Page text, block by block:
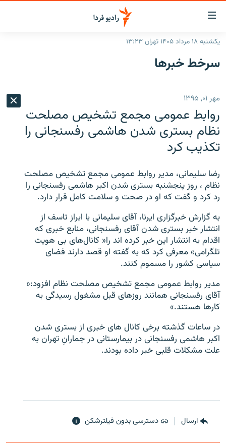
لینک‌های
قابلیت
دسترسی
بازگشت
اصلی
رفتن
صفحه
جستجو
ایران
رادیو
انتخاب کنید و بشنوید
برنامه‌های رادیویی
پادکست
چندرسانه‌ای
گزارش‌های ویدئویی
English
به ما بپیوندید
زبان‌های دیگر
یکشنبه ۱۸ مرداد ۱۴۰۵ تهران ۱۳:۲۳
سرخط‌ خبرها
مهر ۰۱, ۱۳۹۵
روابط عمومی مجمع تشخیص مصلحت
نظام بستری شدن هاشمی رفسنجانی را
تکذیب کرد
رضا سلیمانی، مدیر روابط عمومی مجمع تشخیص مصلحت
نظام ، روز پنجشنبه بستری شدن اکبر هاشمی رفسنجانی را
رد کرد و گفت که او در صحت و سلامت کامل قرار دارد.
به گزارش خبرگزاری ایرنا، آقای سلیمانی با ابراز تاسف از
انتشار خبر بستری شدن آقای رفسنجانی، منابع خبری که
اقدام به انتشار این خبر کرده اند را« کانال‌های بی هویت
تلگرامی» معرفی کرد که به گفته او قصد دارند فضای
سیاسی کشور را مسموم کنند.
مدیر روابط عمومی مجمع تشخیص مصلحت نظام افزود:«
آقای رفسنجانی همانند روزهای قبل مشغول رسیدگی به
کارها هستند.»
در ساعات گذشته برخی کانال های خبری از بستری شدن
اکبر هاشمی رفسنجانی در بیمارستانی در جمارانِ تهران به
علت مشکلات قلبی خبر داده بودند.
ارسال دسترسی بدون فیلترشکن